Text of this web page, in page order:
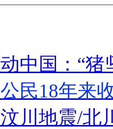
中国：“
民18年来
川地震/北